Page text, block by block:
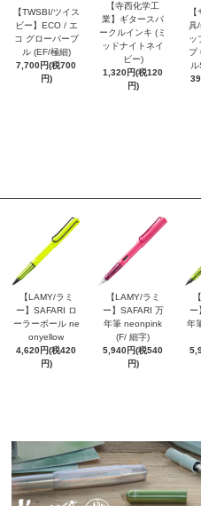
【TWSBI/ツイス
ビー】ECO / エ
コ グローパープ
ル (EF/極細)
7,700円(税700
円)
【寺西化学工
業】ギタースパ
ークルインキ (ミ
ッドナイトネイ
ビー)
1,320円(税120
円)
具
ッ
プ
【LAMY/ラミ
ー】SAFARI ロ
ーラーボール ne
onyellow
4,620円(税420
円)
【LAMY/ラミ
ー】SAFARI 万
年筆 neonpink
(F/ 細字)
5,940円(税540
円)
ー
年